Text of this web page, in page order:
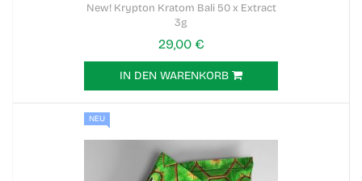
New! Krypton Kratom Bali 50 x Extract
3g
29,00 €
IN DEN WARENKORB
NEU